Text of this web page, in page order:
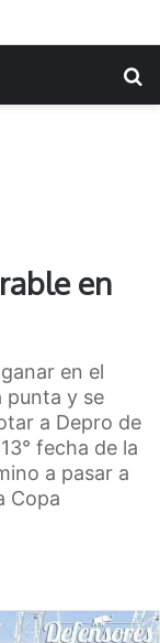
en
en el
punta y se
a Depro de
fecha de la
a pasar a
Copa